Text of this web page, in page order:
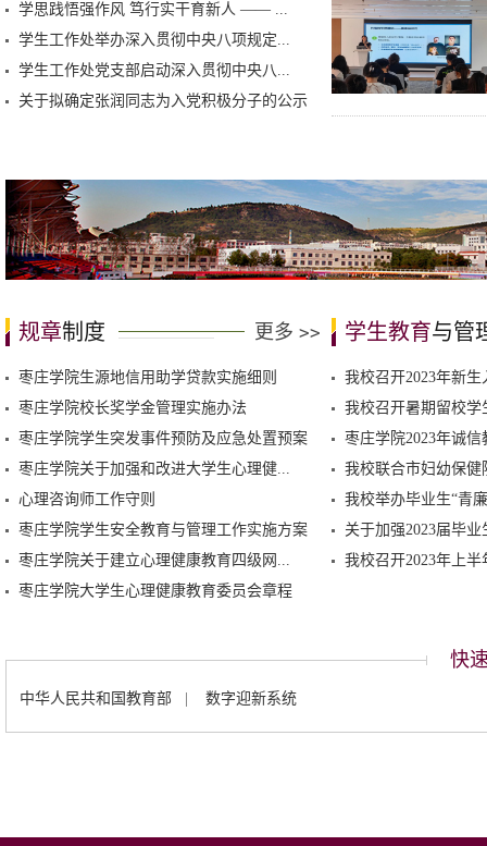
学思践悟强作风 笃行实干育新人 —— ...
学生工作处举办深入贯彻中央八项规定...
学生工作处党支部启动深入贯彻中央八...
关于拟确定张润同志为入党积极分子的公示
规章制度 更多 >>
枣庄学院生源地信用助学贷款实施细则
枣庄学院校长奖学金管理实施办法
枣庄学院学生突发事件预防及应急处置预案
枣庄学院关于加强和改进大学生心理健...
心理咨询师工作守则
枣庄学院学生安全教育与管理工作实施方案
枣庄学院关于建立心理健康教育四级网...
枣庄学院大学生心理健康教育委员会章程
学生教育与管
我校召开2023年新
我校召开暑期留校学
枣庄学院2023年诚
我校联合市妇幼保健
我校举办毕业生“青
关于加强2023届毕
我校召开2023年上
快
中华人民共和国教育部 数字迎新系统